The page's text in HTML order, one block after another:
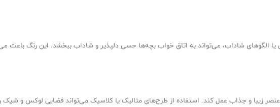
یا الگوهای شاداب، می‌تواند به اتاق خواب بچه‌ها حسی دلپذیر و شاداب ببخشد. این رنگ
عنصر زیبا و جذاب عمل کند. استفاده از طرح‌های متالیک یا کلاسیک می‌تواند فضایی لوکس و